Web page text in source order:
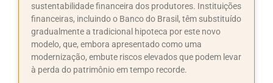
sustentabilidade financeira dos produtores. Instituições
financeiras, incluindo o Banco do Brasil, têm substituído
gradualmente a tradicional hipoteca por este novo
modelo, que, embora apresentado como uma
modernização, embute riscos elevados que podem levar
à perda do patrimônio em tempo recorde.